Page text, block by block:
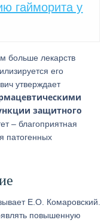
гайморита у
больше лекарств
его
утверждает
защитного
– благоприятная
патогенных
Е.О. Комаровский.
повышенную